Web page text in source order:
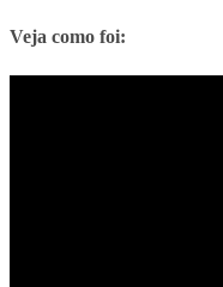
Veja como foi: